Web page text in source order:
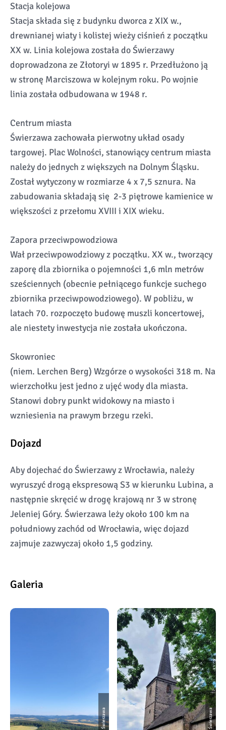
Stacja kolejowa
Stacja składa się z budynku dworca z XIX w.,
drewnianej wiaty i kolistej wieży ciśnień z początku
XX w. Linia kolejowa została do Świerzawy
doprowadzona ze Złotoryi w 1895 r. Przedłużono ją
w stronę Marciszowa w kolejnym roku. Po wojnie
linia została odbudowana w 1948 r.
Centrum miasta
Świerzawa zachowała pierwotny układ osady
targowej. Plac Wolności, stanowiący centrum miasta
należy do jednych z większych na Dolnym Śląsku.
Został wytyczony w rozmiarze 4 x 7,5 sznura. Na
zabudowania składają się 2-3 piętrowe kamienice w
większości z przełomu XVIII i XIX wieku.
Zapora przeciwpowodziowa
Wał przeciwpowodziowy z początku. XX w., tworzący
zaporę dla zbiornika o pojemności 1,6 mln metrów
sześciennych (obecnie pełniącego funkcje suchego
zbiornika przeciwpowodziowego). W pobliżu, w
latach 70. rozpoczęto budowę muszli koncertowej,
ale niestety inwestycja nie została ukończona.
Skowroniec
(niem. Lerchen Berg) Wzgórze o wysokości 318 m. Na
wierzchołku jest jedno z ujęć wody dla miasta.
Stanowi dobry punkt widokowy na miasto i
wzniesienia na prawym brzegu rzeki.
Dojazd
Aby dojechać do Świerzawy z Wrocławia, należy
wyruszyć drogą ekspresową S3 w kierunku Lubina, a
następnie skręcić w drogę krajową nr 3 w stronę
Jeleniej Góry. Świerzawa leży około 100 km na
południowy zachód od Wrocławia, więc dojazd
zajmuje zazwyczaj około 1,5 godziny.
Galeria
Świerzawa Świerzawa